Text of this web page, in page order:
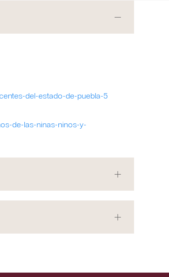
del-estado-de-puebla-5
de-las-ninas-ninos-y-